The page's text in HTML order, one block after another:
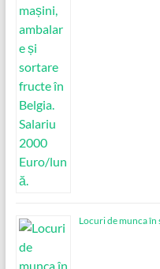
Locuri de munca